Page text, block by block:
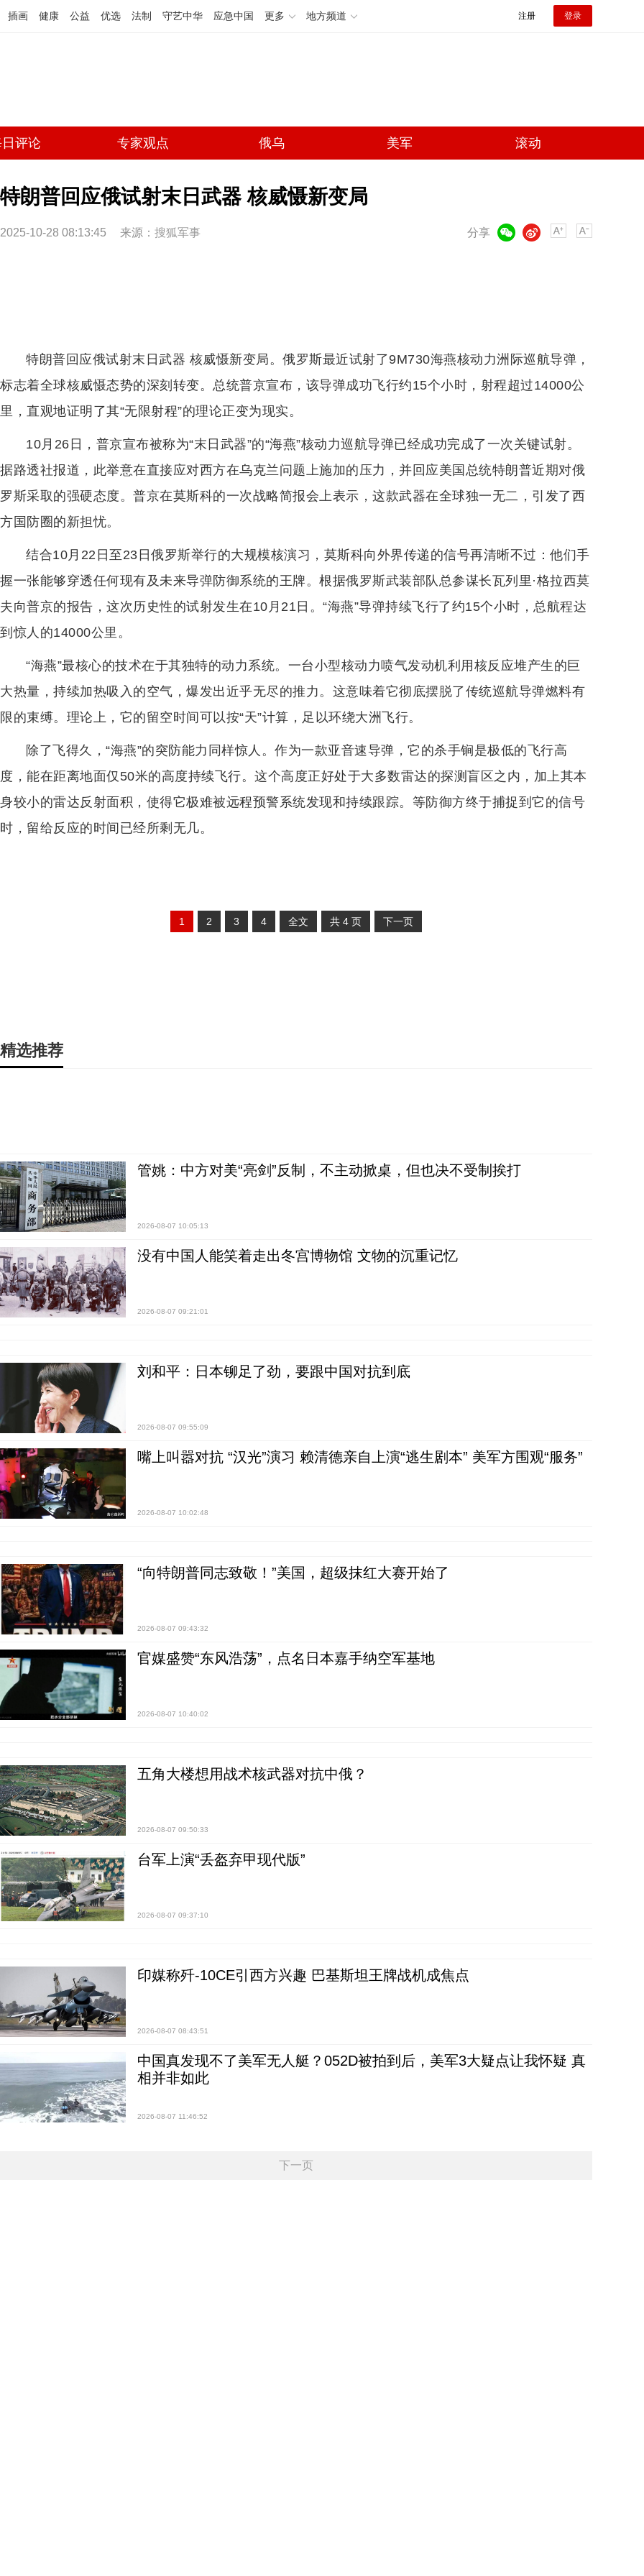
插画 健康 公益 优选 法制 守艺中华 应急中国 更多 地方频道 注册 登录
评论 专家观点 俄乌 美军 滚动
特朗普回应俄试射末日武器 核威慑新变局
2025-10-28 08:13:45 来源： 搜狐军事 分享
微博
特朗普回应俄试射末日武器 核威慑新变局。俄罗斯最近试射了9M730海燕核动力洲际巡航导弹，
标志着全球核威慑态势的深刻转变。总统普京宣布，该导弹成功飞行约15个小时，射程超过14000公
里，直观地证明了其“无限射程”的理论正变为现实。
10月26日，普京宣布被称为“末日武器”的“海燕”核动力巡航导弹已经成功完成了一次关键试射。
据路透社报道，此举意在直接应对西方在乌克兰问题上施加的压力，并回应美国总统特朗普近期对俄
罗斯采取的强硬态度。普京在莫斯科的一次战略简报会上表示，这款武器在全球独一无二，引发了西
方国防圈的新担忧。
结合10月22日至23日俄罗斯举行的大规模核演习，莫斯科向外界传递的信号再清晰不过：他们手
握一张能够穿透任何现有及未来导弹防御系统的王牌。根据俄罗斯武装部队总参谋长瓦列里·格拉西莫
夫向普京的报告，这次历史性的试射发生在10月21日。“海燕”导弹持续飞行了约15个小时，总航程达
到惊人的14000公里。
“海燕”最核心的技术在于其独特的动力系统。一台小型核动力喷气发动机利用核反应堆产生的巨
大热量，持续加热吸入的空气，爆发出近乎无尽的推力。这意味着它彻底摆脱了传统巡航导弹燃料有
限的束缚。理论上，它的留空时间可以按“天”计算，足以环绕大洲飞行。
除了飞得久，“海燕”的突防能力同样惊人。作为一款亚音速导弹，它的杀手锏是极低的飞行高
度，能在距离地面仅50米的高度持续飞行。这个高度正好处于大多数雷达的探测盲区之内，加上其本
身较小的雷达反射面积，使得它极难被远程预警系统发现和持续跟踪。等防御方终于捕捉到它的信号
时，留给反应的时间已经所剩无几。
1 2 3 4 全文 共 4 页 下一页
精选推荐
管姚：中方对美“亮剑”反制，不主动掀桌，但也决不受制挨打
2026-08-07 10:05:13
没有中国人能笑着走出冬宫博物馆 文物的沉重记忆
2026-08-07 09:21:01
刘和平：日本铆足了劲，要跟中国对抗到底
2026-08-07 09:55:09
嘴上叫嚣对抗 “汉光”演习 赖清德亲自上演“逃生剧本” 美军方围观“服务”
2026-08-07 10:02:48
“向特朗普同志致敬！”美国，超级抹红大赛开始了
2026-08-07 09:43:32
官媒盛赞“东风浩荡”，点名日本嘉手纳空军基地
2026-08-07 10:40:02
五角大楼想用战术核武器对抗中俄？
2026-08-07 09:50:33
台军上演“丢盔弃甲现代版”
2026-08-07 09:37:10
印媒称歼-10CE引西方兴趣 巴基斯坦王牌战机成焦点
2026-08-07 08:43:51
中国真发现不了美军无人艇？052D被拍到后，美军3大疑点让我怀疑 真
相并非如此
2026-08-07 11:46:52
下一页